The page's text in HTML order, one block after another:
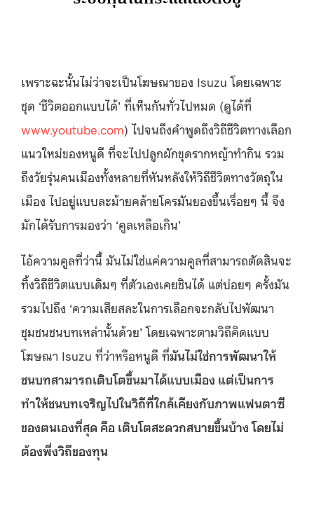
เพราะฉะนั้นไม่ว่าจะเป็นโฆษณาของ Isuzu โดยเฉพาะ
ชุด ‘ชีวิตออกแบบได้’ ที่เห็นกันทั่วไปหมด (ดูได้ที่
www.youtube.com) ไปจนถึงคำพูดถึงวิถีชีวิตทางเลือก
แนวใหม่ของหนูดี ที่จะไปปลูกผักขุดรากหญ้าทำกิน รวม
ถึงวัยรุ่นคนเมืองทั้งหลายที่หันหลังให้วิถีชีวิตทางวัตถุใน
เมือง ไปอยู่แบบละม้ายคล้ายโครมันยองขึ้นเรื่อยๆ นี้ จึง
มักได้รับการมองว่า ‘คูลเหลือเกิน’
ไอ้ความคูลที่ว่านี้ มันไม่ใช่แค่ความคูลที่สามารถตัดสินจะ
ทิ้งวิถีชีวิตแบบเดิมๆ ที่ตัวเองเคยชินได้ แต่บ่อยๆ ครั้งมัน
รวมไปถึง ‘ความเสียสละในการเลือกจะกลับไปพัฒนา
ชุมชนชนบทเหล่านั้นด้วย’ โดยเฉพาะตามวิถีคิดแบบ
โฆษณา Isuzu ที่ว่าหรือหนูดี ที่มันไม่ใช่การพัฒนาให้
ชนบทสามารถเติบโตขึ้นมาได้แบบเมือง แต่เป็นการ
ทำให้ชนบทเจริญไปในวิถีที่ใกล้เคียงกับภาพแฟนตาซี
ของตนเองที่สุด คือ เติบโตสะดวกสบายขึ้นบ้าง โดยไม่
ต้องพึ่งวิถีของทุน